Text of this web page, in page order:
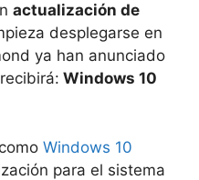
actualización de
desplegarse en
ya han anunciado
Windows 10
Windows 10
para el sistema